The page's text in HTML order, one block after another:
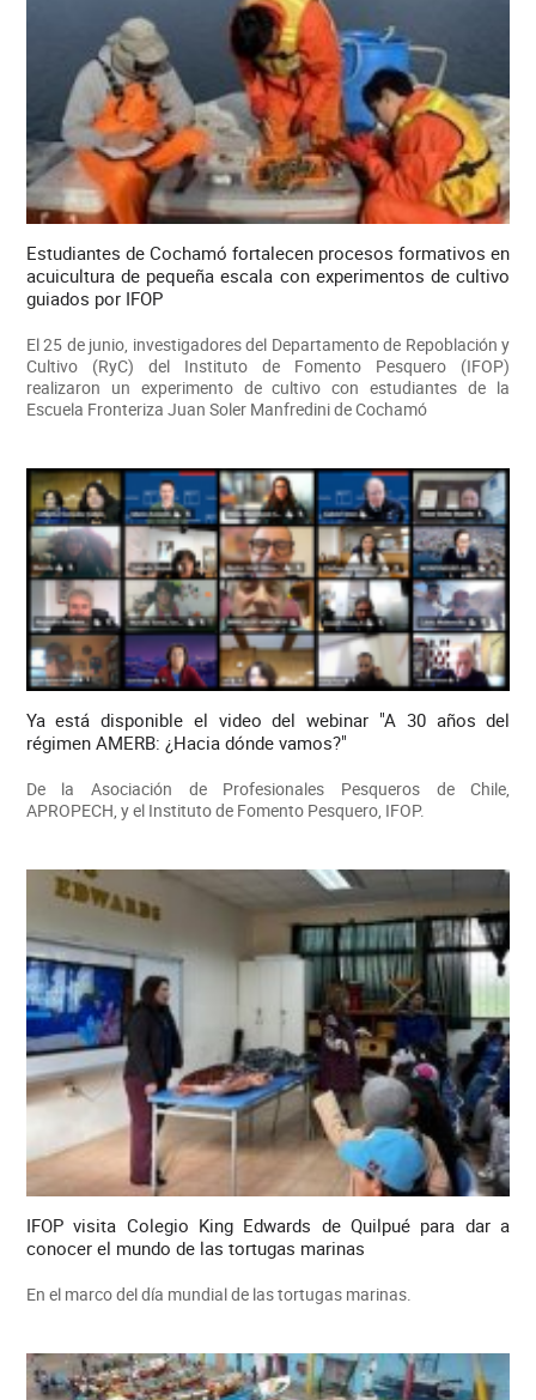
Estudiantes de Cochamó fortalecen procesos formativos en
acuicultura de pequeña escala con experimentos de cultivo
guiados por IFOP
El 25 de junio, investigadores del Departamento de Repoblación y
Cultivo (RyC) del Instituto de Fomento Pesquero (IFOP)
realizaron un experimento de cultivo con estudiantes de la
Escuela Fronteriza Juan Soler Manfredini de Cochamó
Ya está disponible el video del webinar "A 30 años del
régimen AMERB: ¿Hacia dónde vamos?"
De la Asociación de Profesionales Pesqueros de Chile,
APROPECH, y el Instituto de Fomento Pesquero, IFOP.
IFOP visita Colegio King Edwards de Quilpué para dar a
conocer el mundo de las tortugas marinas
En el marco del día mundial de las tortugas marinas.